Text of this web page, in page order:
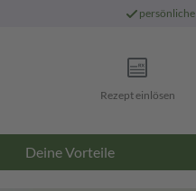
persönliche
Rezept einlösen
Deine Vorteile